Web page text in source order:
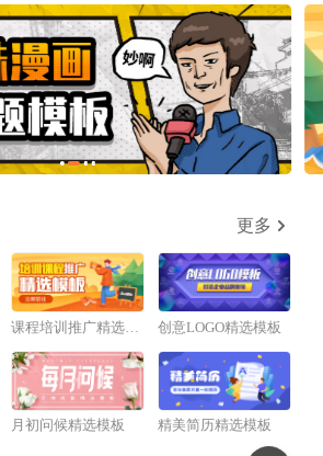
更多
课程培训推广精选模板 创意LOGO精选模板
月初问候精选模板 精美简历精选模板